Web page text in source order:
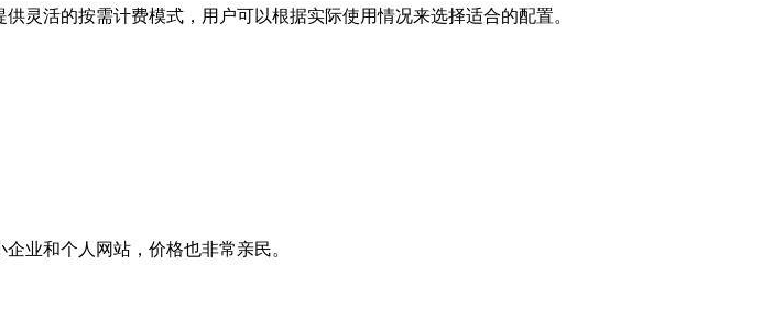
灵活的按需计费模式，用户可以根据实际使用情况来选择适合的配置。
业和个人网站，价格也非常亲民。